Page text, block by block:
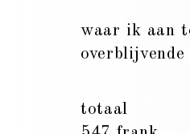
waar ik
overblijvende